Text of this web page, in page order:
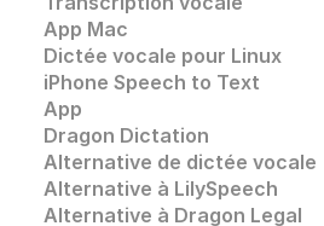
App Mac
Dictée vocale pour Linux
iPhone Speech to Text
App
Dragon Dictation
Alternative de dictée vocale
Alternative à LilySpeech
Alternative à Dragon Legal